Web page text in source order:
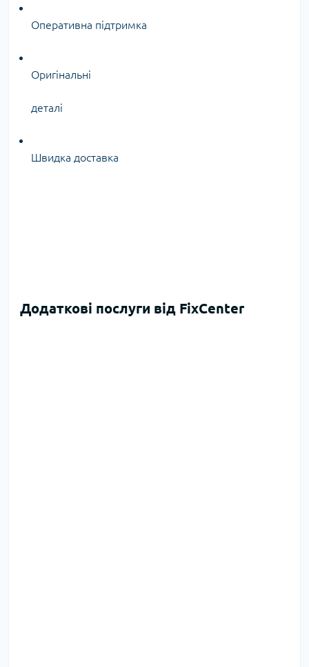
Оперативна підтримка
Оригінальні
деталі
Швидка доставка
Додаткові послуги від FixCenter